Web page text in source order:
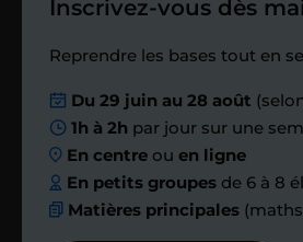
Étape 4
Nous planifions
ensemble des
échanges
Inscrivez-vous dès
Reprendre les bases tout en
Du 29 juin au 28 août
1h à 2h par jour sur une
En centre ouen ligne
En petits groupes de 6 à 8
Matières principales